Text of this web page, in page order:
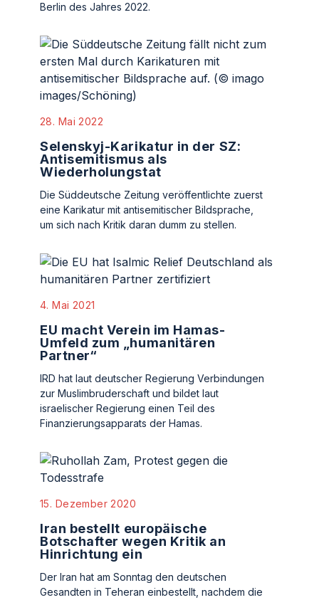
Berlin des Jahres 2022.
28. Mai 2022
Selenskyj-Karikatur in der SZ:
Antisemitismus als
Wiederholungstat
Die Süddeutsche Zeitung veröffentlichte zuerst
eine Karikatur mit antisemitischer Bildsprache,
um sich nach Kritik daran dumm zu stellen.
4. Mai 2021
EU macht Verein im Hamas-
Umfeld zum „humanitären
Partner“
IRD hat laut deutscher Regierung Verbindungen
zur Muslimbruderschaft und bildet laut
israelischer Regierung einen Teil des
Finanzierungsapparats der Hamas.
15. Dezember 2020
Iran bestellt europäische
Botschafter wegen Kritik an
Hinrichtung ein
Der Iran hat am Sonntag den deutschen
Gesandten in Teheran einbestellt, nachdem die